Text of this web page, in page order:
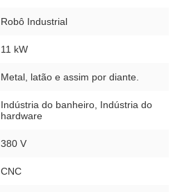
Robô Industrial
11 kW
Metal, latão e assim por diante.
Indústria do banheiro, Indústria do
hardware
380 V
CNC